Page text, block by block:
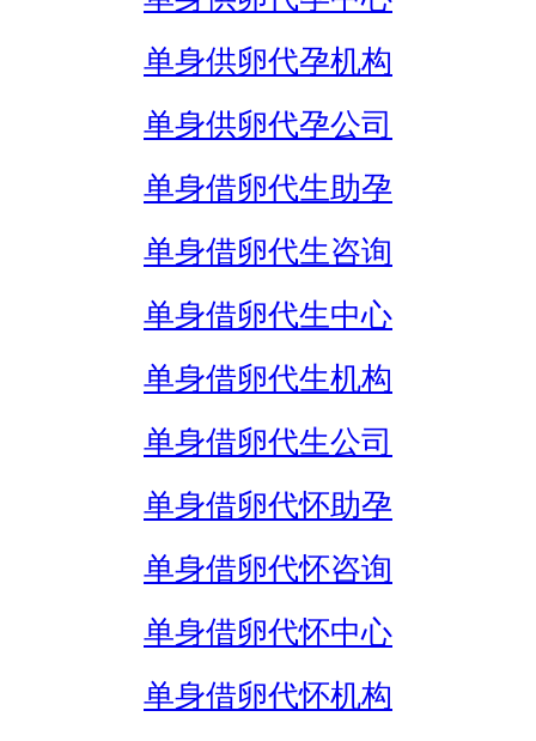
单身供卵代孕机构
单身供卵代孕公司
单身借卵代生助孕
单身借卵代生咨询
单身借卵代生中心
单身借卵代生机构
单身借卵代生公司
单身借卵代怀助孕
单身借卵代怀咨询
单身借卵代怀中心
单身借卵代怀机构